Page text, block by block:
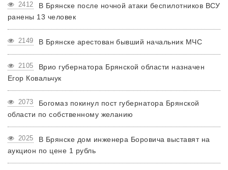
2412
В Брянске после ночной атаки беспилотников ВСУ
ранены 13 человек
2149 В Брянске арестован бывший начальник МЧС
2105
Врио губернатора Брянской области назначен
Егор Ковальчук
2073
Богомаз покинул пост губернатора Брянской
области по собственному желанию
2025
В Брянске дом инженера Боровича выставят на
аукцион по цене 1 рубль